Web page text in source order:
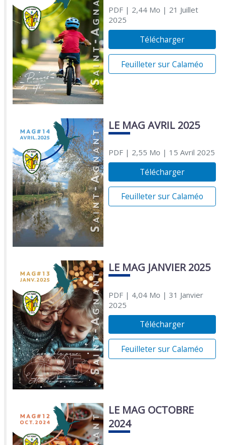
PDF| 2,44 Mo | 21 Juillet
2025
Télécharger
Feuilleter sur Calaméo
LE MAG AVRIL 2025
PDF| 2,55 Mo | 15 Avril 2025
Télécharger
Feuilleter sur Calaméo
LE MAG JANVIER 2025
PDF| 4,04 Mo | 31 Janvier
2025
Télécharger
Feuilleter sur Calaméo
LE MAG OCTOBRE
2024